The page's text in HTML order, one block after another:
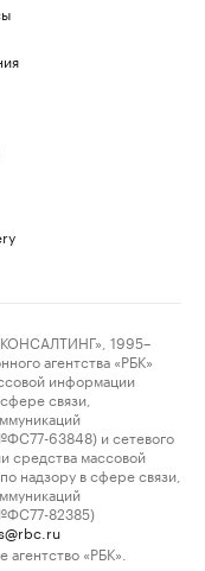
1995–
агентства «РБК»
информации
связи,
63848) и сетевого
средства массовой
надзору в сфере связи,
82385)
«РБК».